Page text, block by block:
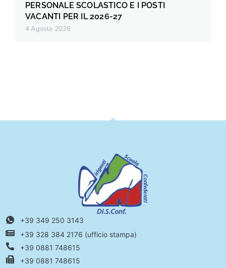
PERSONALE SCOLASTICO E I POSTI
VACANTI PER IL 2026-27
4 Agosto 2026
+39 349 250 3143
+39 328 384 2176 (ufficio stampa)
+39 0881 748615
+39 0881 748615